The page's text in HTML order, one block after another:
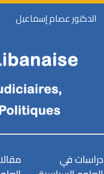
الدكتور عصام إسماعيل
دراسات في